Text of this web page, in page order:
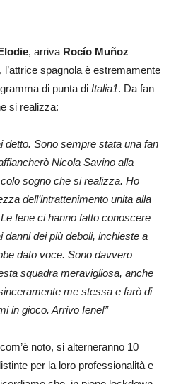
, arriva Rocío Muñoz
l’attrice spagnola è estremamente
di punta di Italia1. Da fan
si realizza:
detto. Sono sempre stata una fan
Nicola Savino alla
sogno che si realizza. Ho
dell’intrattenimento unita alla
Iene ci hanno fatto conoscere
danni dei più deboli, inchieste a
dato voce. Sono davvero
squadra meravigliosa, anche
me stessa e farò di
in gioco. Arrivo Iene!”
noto, si alterneranno 10
per la loro professionalità e